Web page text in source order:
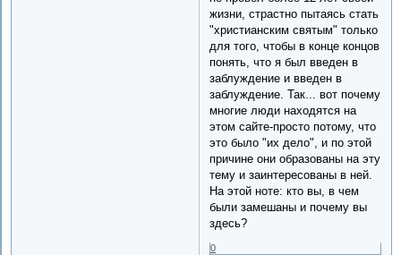
жизни, страстно пытаясь стать
"христианским святым" только
для того, чтобы в конце концов
понять, что я был введен в
заблуждение и введен в
заблуждение. Так... вот почему
многие люди находятся на
этом сайте-просто потому, что
это было "их дело", и по этой
причине они образованы на эту
тему и заинтересованы в ней.
На этой ноте: кто вы, в чем
были замешаны и почему вы
здесь?
0